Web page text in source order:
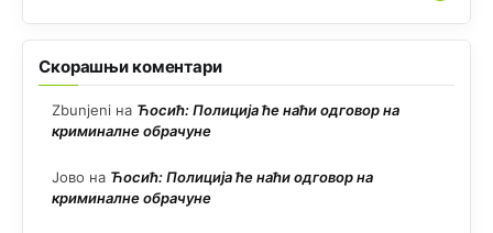
Скорашњи коментари
Zbunjeni на Ћосић: Полиција ће наћи одговор на
криминалне обрачуне
Јово на Ћосић: Полиција ће наћи одговор на
криминалне обрачуне